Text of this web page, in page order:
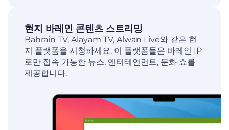
현지 바레인 콘텐츠 스트리밍
Bahrain TV, Alayam TV, Alwan Live와 같은 현
지 플랫폼을 시청하세요. 이 플랫폼들은 바레인 IP
로만 접속 가능한 뉴스, 엔터테인먼트, 문화 쇼를
제공합니다.